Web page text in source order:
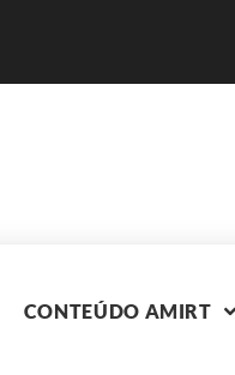
CONTEÚDO AMIRT